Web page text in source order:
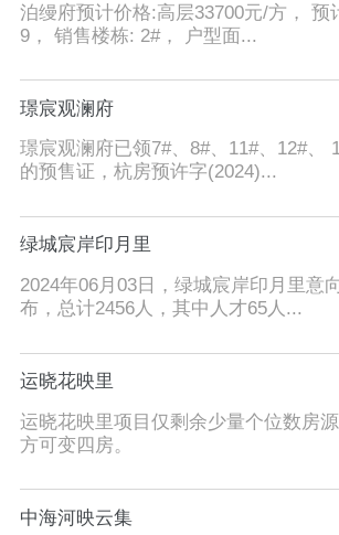
泊缦府预计价格:高层33700元/方， 预
9， 销售楼栋: 2#， 户型面...
璟宸观澜府
璟宸观澜府已领7#、8#、11#、12#、
的预售证，杭房预许字(2024)...
绿城宸岸印月里
2024年06月03日，绿城宸岸印月里意
布，总计2456人，其中人才65人...
运晓花映里
运晓花映里项目仅剩余少量个位数房
方可变四房。
中海河映云集